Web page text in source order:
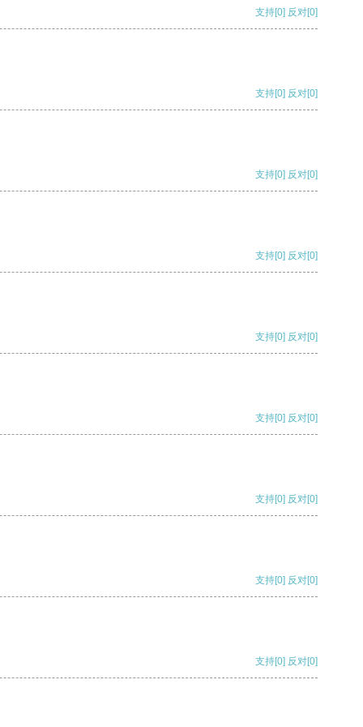
支持[0] 反对[0]
支持[0] 反对[0]
支持[0] 反对[0]
支持[0] 反对[0]
支持[0] 反对[0]
支持[0] 反对[0]
支持[0] 反对[0]
支持[0] 反对[0]
支持[0] 反对[0]